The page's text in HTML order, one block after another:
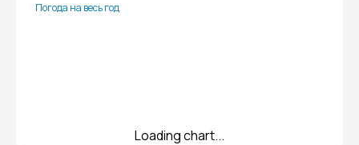
Погода на весь год
Loading chart...